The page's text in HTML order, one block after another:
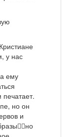
у нас
ему
но он
и